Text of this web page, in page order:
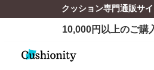
クッション専門通販サイ
10,000円以上のご購